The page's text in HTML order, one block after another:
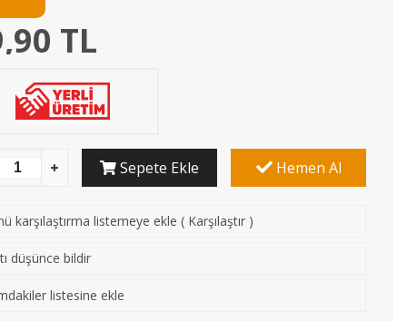
TL
Sepete Ekle Hemen Al
karşılaştırma listemeye ekle ( Karşılaştır )
düşünce bildir
listesine ekle